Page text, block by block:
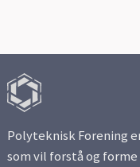
Polyteknisk Forening
som vil forstå og